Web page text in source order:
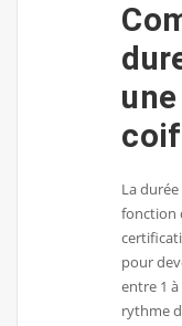
La
fonction
pour
entre 1
rythme